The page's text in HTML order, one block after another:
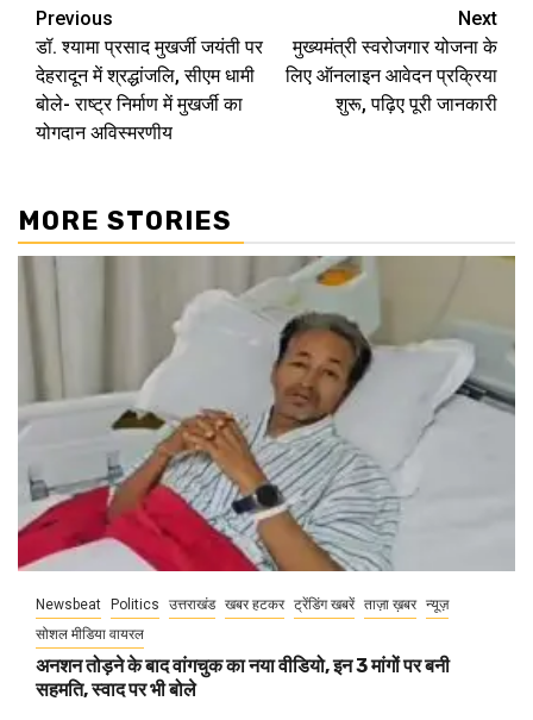
Continue
Reading
Previous
डॉ. श्यामा प्रसाद मुखर्जी जयंती पर
देहरादून में श्रद्धांजलि, सीएम धामी
बोले- राष्ट्र निर्माण में मुखर्जी का
योगदान अविस्मरणीय
Next
मुख्यमंत्री स्वरोजगार योजना के
लिए ऑनलाइन आवेदन प्रक्रिया
शुरू, पढ़िए पूरी जानकारी
MORE STORIES
Newsbeat Politics उत्तराखंड खबर हटकर ट्रेंडिंग खबरें ताज़ा ख़बर न्यूज़
सोशल मीडिया वायरल
अनशन तोड़ने के बाद वांगचुक का नया वीडियो, इन 3 मांगों पर बनी
सहमति, स्वाद पर भी बोले